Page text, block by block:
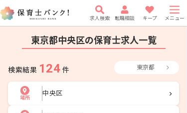
求人検索 転職相談 キープ メニュー
東京都中央区の保育士求人一覧
検索結果 124 件 東京都
場所
中央区